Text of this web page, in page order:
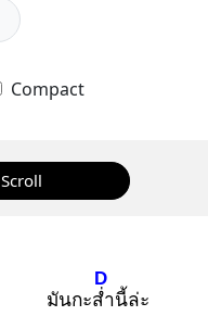
Compact
Scroll
มันกะส่ำ
D
นี้ล่ะ